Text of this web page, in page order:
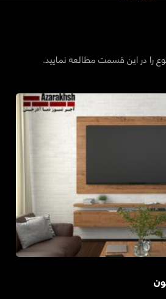
را در این قسمت مطالعه نمایید.